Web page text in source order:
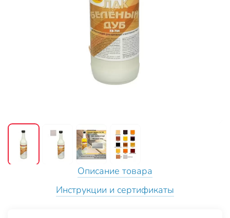
Описание товара
Инструкции и сертификаты